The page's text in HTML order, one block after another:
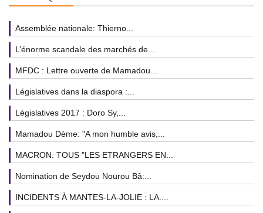
Assemblée nationale: Thierno...
L’énorme scandale des marchés de...
MFDC : Lettre ouverte de Mamadou...
Législatives dans la diaspora :...
Législatives 2017 : Doro Sy,...
Mamadou Dème: "A mon humble avis,...
MACRON: TOUS "LES ETRANGERS EN...
Nomination de Seydou Nourou Bâ:...
INCIDENTS À MANTES-LA-JOLIE : LA....